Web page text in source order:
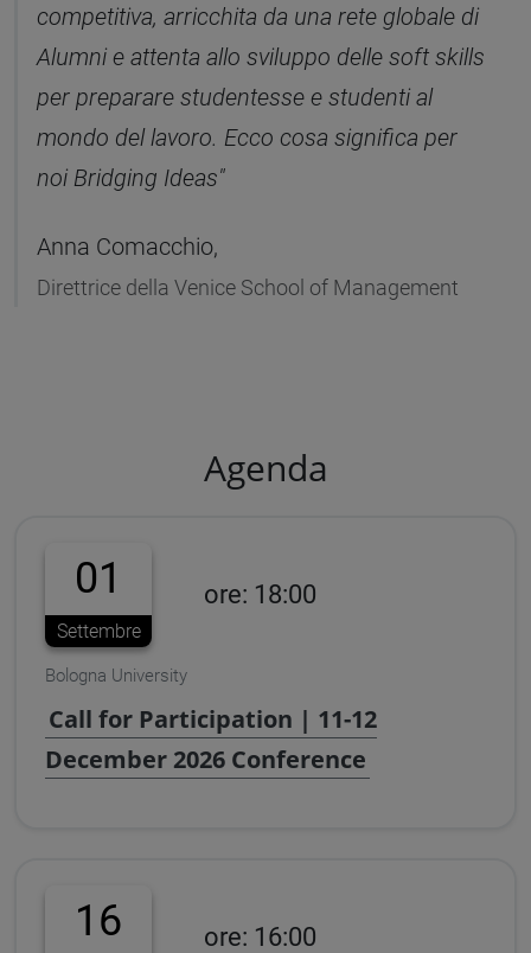
competitiva, arricchita da una rete globale di
Alumni e attenta allo sviluppo delle soft skills
per preparare studentesse e studenti al
mondo del lavoro. Ecco cosa significa per
noi Bridging Ideas"
Anna Comacchio,
Direttrice della Venice School of Management
Agenda
01
Settembre
ore: 18:00
Bologna University
Call for Participation | 11-12
December 2026 Conference
16 ore: 16:00